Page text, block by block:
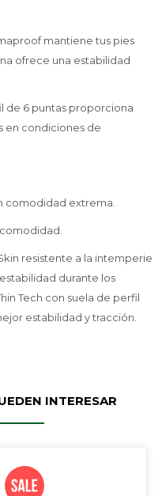
mantiene tus pies
ofrece una estabilidad
de 6 puntas proporciona
en condiciones de
comodidad extrema.
resistente a la intemperie
durante los
Tech con suela de perfil
estabilidad y tracción.
INTERESAR